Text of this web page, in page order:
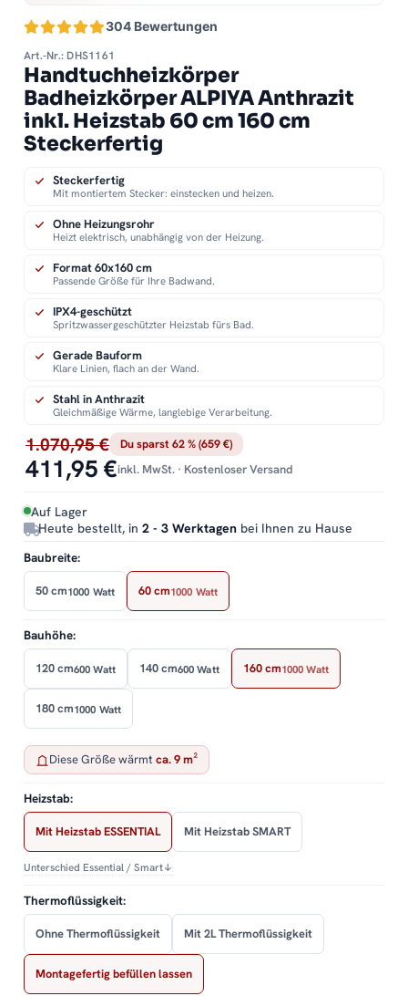
304 Bewertungen
Art.-Nr.: DHS1161
Handtuchheizkörper
Badheizkörper ALPIYA Anthrazit
inkl. Heizstab 60 cm 160 cm
Steckerfertig
1.070,95 € Du sparst 62 % (659 €)
411,95 €inkl. MwSt. · Kostenloser Versand
Auf Lager
Heute bestellt, in 2 - 3 Werktagen bei Ihnen zu Hause
Steckerfertig
Mit montiertem Stecker: einstecken und heizen.
Ohne Heizungsrohr
Heizt elektrisch, unabhängig von der Heizung.
Format 60x160 cm
Passende Größe für Ihre Badwand.
IPX4-geschützt
Spritzwassergeschützter Heizstab fürs Bad.
Gerade Bauform
Klare Linien, flach an der Wand.
Stahl in Anthrazit
Gleichmäßige Wärme, langlebige Verarbeitung.
Baubreite:
50 cm1000 Watt 60 cm1000 Watt
Bauhöhe:
120 cm600 Watt 140 cm600 Watt 160 cm1000 Watt
180 cm1000 Watt
Diese Größe wärmt ca. 9 m²
Heizstab:
Mit Heizstab ESSENTIAL Mit Heizstab SMART
Unterschied Essential / Smart↓
Thermoflüssigkeit:
Ohne Thermoflüssigkeit Mit 2L Thermoflüssigkeit
Montagefertig befüllen lassen